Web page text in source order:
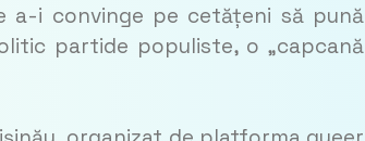
a-i convinge pe cetățeni să pună
partide populiste, o „capcană